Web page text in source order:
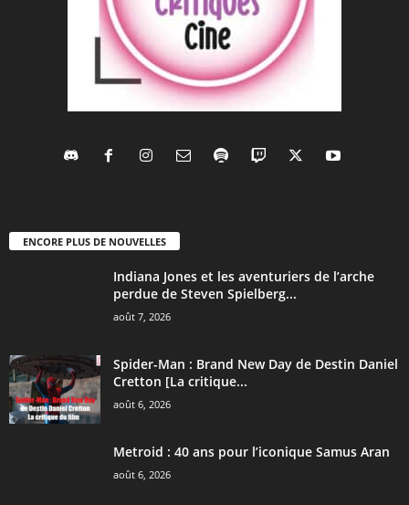
ENCORE PLUS DE NOUVELLES
Indiana Jones et les aventuriers de l’arche
perdue de Steven Spielberg...
août 7, 2026
Spider-Man : Brand New Day de Destin Daniel
Cretton [La critique...
août 6, 2026
Metroid : 40 ans pour l’iconique Samus Aran
août 6, 2026